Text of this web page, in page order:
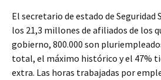
El secretario de estado de Seguridad
los 21,3 millones de afiliados de los
gobierno, 800.000 son
total, el máximo histórico y el 47%
extra. Las horas trabajadas por